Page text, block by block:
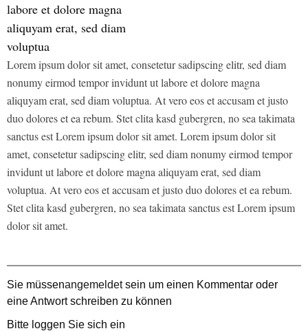
labore et dolore magna
aliquyam erat, sed diam
voluptua
Lorem ipsum dolor sit amet, consetetur sadipscing elitr, sed diam
nonumy eirmod tempor invidunt ut labore et dolore magna
aliquyam erat, sed diam voluptua. At vero eos et accusam et justo
duo dolores et ea rebum. Stet clita kasd gubergren, no sea takimata
sanctus est Lorem ipsum dolor sit amet. Lorem ipsum dolor sit
amet, consetetur sadipscing elitr, sed diam nonumy eirmod tempor
invidunt ut labore et dolore magna aliquyam erat, sed diam
voluptua. At vero eos et accusam et justo duo dolores et ea rebum.
Stet clita kasd gubergren, no sea takimata sanctus est Lorem ipsum
dolor sit amet.
Sie müssenangemeldetsein um einen Kommentar oder
eine Antwort schreiben zu können
Bitte loggen Sie sich ein